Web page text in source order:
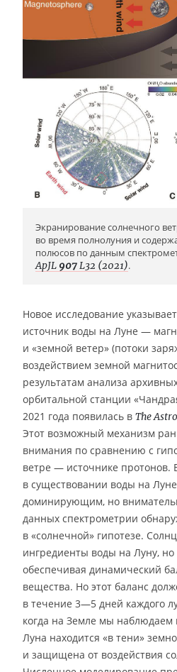
Экранирование солнечного
во время полнолуния и
полюсов по данным
ApJL 907L32 (2021).
Новое исследование
источник воды на Луне —
и «земной ветер» (потоки
воздействием земной
результатам анализа
орбитальной станции
2021 года появилась в The
Этот возможный механизм
внимания по сравнению с
ветре — источнике протонов.
в существовании воды на
доминирующим, но
данных спектрометрии
в «солнечной» гипотезе.
ингредиенты воды на Луну, но
обеспечивая динамический
вещества. Но этот баланс
в течение 3—5 дней каждого
когда на Земле мы наблюдаем
Луна находится «в тени»
и защищена от воздействия